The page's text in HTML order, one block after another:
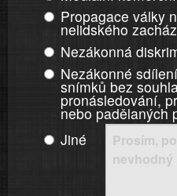
Propagace války
nelidského
Nezákonná
Nezákonné
snímků bez
pronásledování,
nebo padělaných
Jiné